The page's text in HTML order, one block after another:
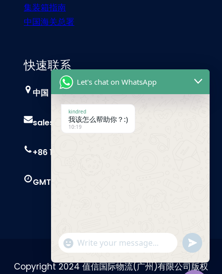
集装箱指南
中国海关总署
快速联系
中国，广州
sales@trust-freight.com
+86 186 6503 8749
GMT+8 9 AM – 6 PM
Copyright 2024 值信国际物流(广州)有限公司版权
Let's chat on WhatsApp
kindred
我该怎么帮助你？:)
10:19
"+chaty_settings.lang.emoji_picker+"
Send
WhatsApp